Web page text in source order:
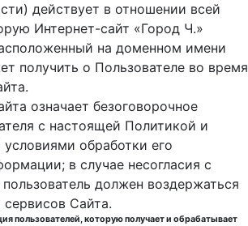
действует в отношении всей
Интернет-сайт «Город Ч.»
на доменном имени
получить о Пользователе во время
означает безоговорочное
с настоящей Политикой и
обработки его
в случае несогласия с
должен воздержаться
сервисов Сайта.
пользователей, которую получает и обрабатывает